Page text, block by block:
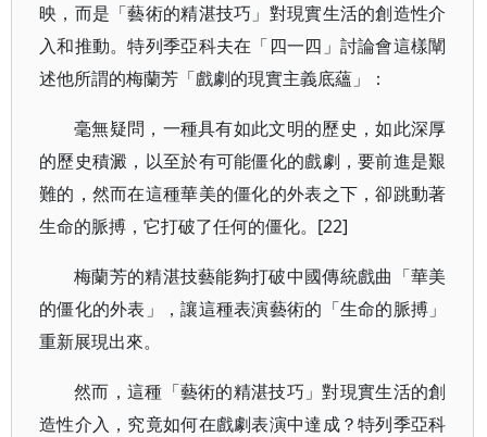
映，而是「藝術的精湛技巧」對現實生活的創造性介
入和推動。特列季亞科夫在「四一四」討論會這樣闡
述他所謂的梅蘭芳「戲劇的現實主義底蘊」：
毫無疑問，一種具有如此文明的歷史，如此深厚
的歷史積澱，以至於有可能僵化的戲劇，要前進是艱
難的，然而在這種華美的僵化的外表之下，卻跳動著
生命的脈搏，它打破了任何的僵化。[22]
梅蘭芳的精湛技藝能夠打破中國傳統戲曲「華美
的僵化的外表」，讓這種表演藝術的「生命的脈搏」
重新展現出來。
然而，這種「藝術的精湛技巧」對現實生活的創
造性介入，究竟如何在戲劇表演中達成？特列季亞科